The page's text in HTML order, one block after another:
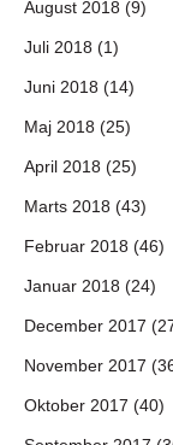
August 2018 (9)
Juli 2018 (1)
Juni 2018 (14)
Maj 2018 (25)
April 2018 (25)
Marts 2018 (43)
Februar 2018 (46)
Januar 2018 (24)
December 2017
November 2017
Oktober 2017 (40)